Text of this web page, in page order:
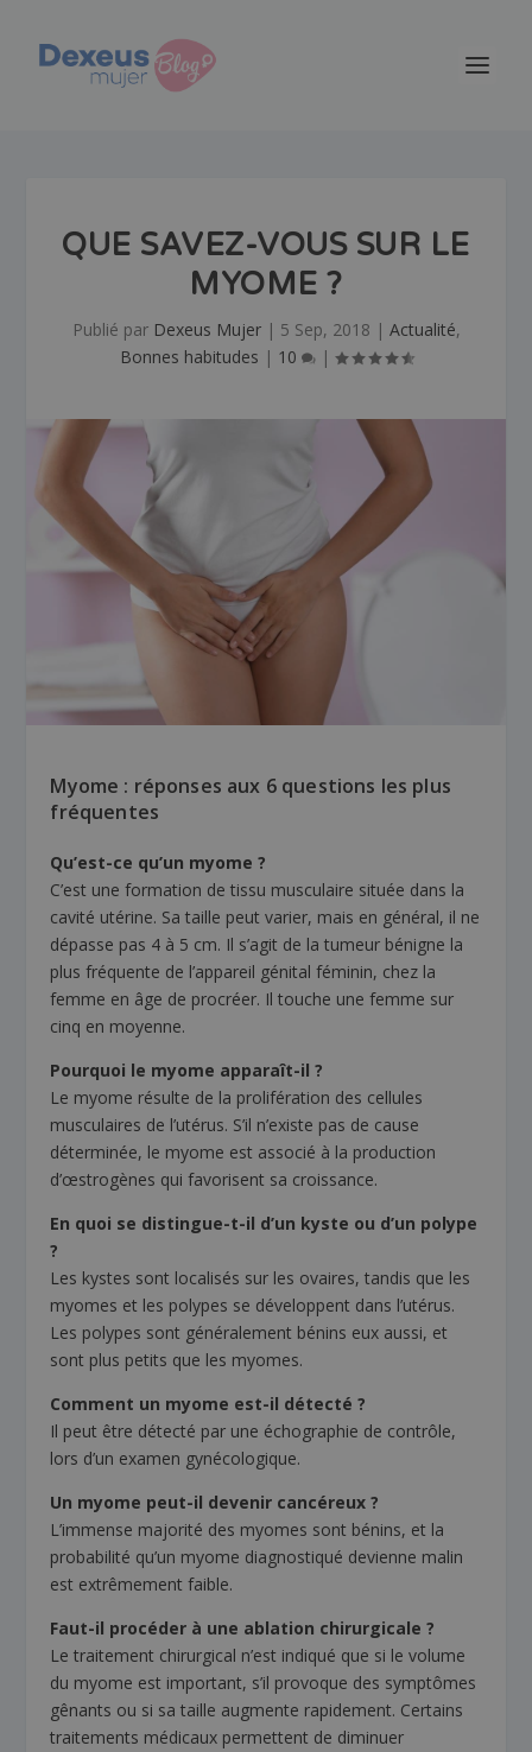
QUE SAVEZ-VOUS SUR LE
MYOME ?
Publié par Dexeus Mujer| 5 Sep, 2018 | Actualité,
Bonnes habitudes | 10 |
Myome : réponses aux 6 questions les plus
fréquentes
Qu’est-ce qu’un myome ?
C’est une formation de tissu musculaire située dans la
cavité utérine. Sa taille peut varier, mais en général, il ne
dépasse pas 4 à 5 cm. Il s’agit de la tumeur bénigne la
plus fréquente de l’appareil génital féminin, chez la
femme en âge de procréer. Il touche une femme sur
cinq en moyenne.
Pourquoi le myome apparaît-il ?
Le myome résulte de la prolifération des cellules
musculaires de l’utérus. S’il n’existe pas de cause
déterminée, le myome est associé à la production
d’œstrogènes qui favorisent sa croissance.
En quoi se distingue-t-il d’un kyste ou d’un polype
?
Les kystes sont localisés sur les ovaires, tandis que les
myomes et les polypes se développent dans l’utérus.
Les polypes sont généralement bénins eux aussi, et
sont plus petits que les myomes.
Comment un myome est-il détecté ?
Il peut être détecté par une échographie de contrôle,
lors d’un examen gynécologique.
Un myome peut-il devenir cancéreux ?
L’immense majorité des myomes sont bénins, et la
probabilité qu’un myome diagnostiqué devienne malin
est extrêmement faible.
Faut-il procéder à une ablation chirurgicale ?
Le traitement chirurgical n’est indiqué que si le volume
du myome est important, s’il provoque des symptômes
gênants ou si sa taille augmente rapidement. Certains
traitements médicaux permettent de diminuer